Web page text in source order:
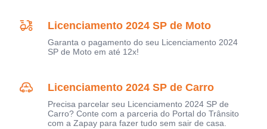
Licenciamento 2024 SP de Moto
Garanta o pagamento do seu Licenciamento 2024
SP de Moto em até 12x!
Licenciamento 2024 SP de Carro
Precisa parcelar seu Licenciamento 2024 SP de
Carro? Conte com a parceria do Portal do Trânsito
com a Zapay para fazer tudo sem sair de casa.